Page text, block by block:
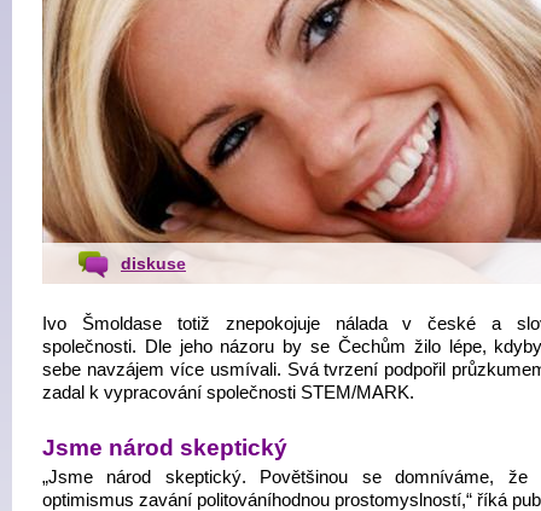
diskuse
Ivo Šmoldase totiž znepokojuje nálada v české a
společnosti. Dle jeho názoru by se Čechům žilo lépe,
sebe navzájem více usmívali. Svá tvrzení podpořil
zadal k vypracování společnosti STEM/MARK.
Jsme národ skeptický
„Jsme národ skeptický. Povětšinou se domníváme, že
optimismus zavání politováníhodnou prostomyslností,“ říká